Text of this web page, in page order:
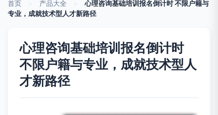
首页 产品大全
心理咨询基础培训报名倒计时 不限户籍与
专业，成就技术型人才新路径
心理咨询基础培训报名倒计时
不限户籍与专业，成就技术型人
才新路径